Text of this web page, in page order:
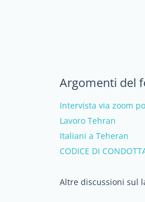
Argomenti del
Intervista via zoom
Lavoro Tehran
Italiani a Teheran
CODICE DI
Altre discussioni sul